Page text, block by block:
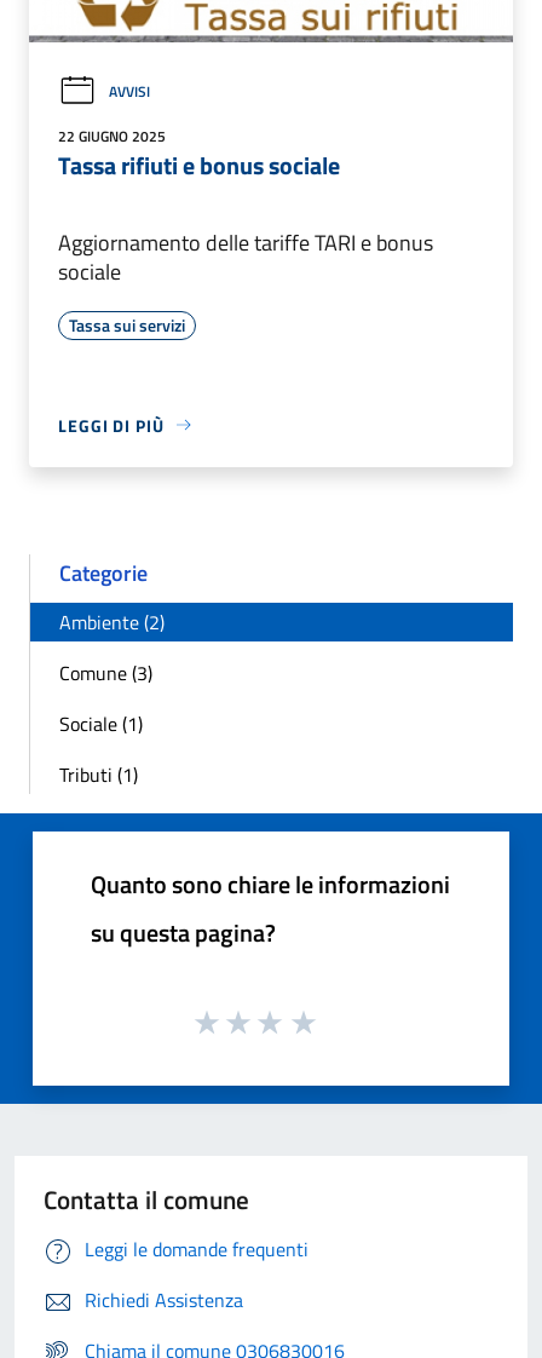
AVVISI
22 GIUGNO 2025
Tassa rifiuti e bonus sociale
Aggiornamento delle tariffe TARI e bonus
sociale
Tassa sui servizi
LEGGI DI PIÙ
Categorie
Ambiente (2)
Comune (3)
Sociale (1)
Tributi (1)
Quanto sono chiare le informazioni
su questa pagina?
Contatta il comune
Leggi le domande frequenti
Richiedi Assistenza
Chiama il comune 0306830016